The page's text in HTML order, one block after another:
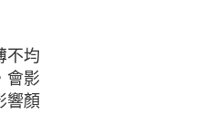
不均
會影
響顏